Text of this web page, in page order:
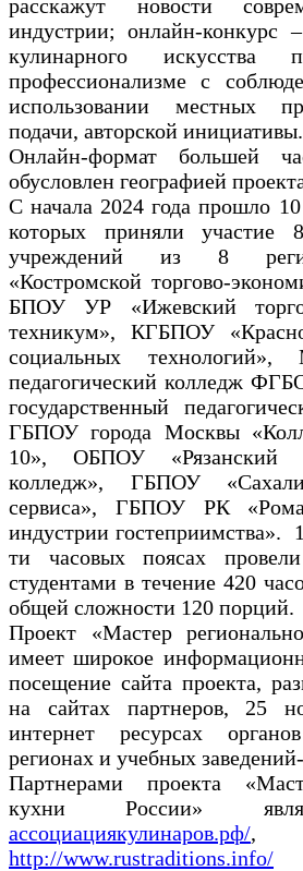
расскажут новости
индустрии; онлайн-конкурс
кулинарного искусства
профессионализме с
использовании местных
подачи, авторской инициативы.
Онлайн-формат большей
обусловлен географией
С начала 2024 года прошло
которых приняли участие 8
учреждений из 8
«Костромской торгово-
БПОУ УР «Ижевский
техникум», КГБПОУ
социальных технологий»,
педагогический колледж
государственный
ГБПОУ города Москвы
10», ОБПОУ «Рязанский
колледж», ГБПОУ
сервиса», ГБПОУ РК
индустрии гостеприимства».
ти часовых поясах
студентами в течение 420
общей сложности 120 порций.
Проект «Мастер
имеет широкое
посещение сайта проекта,
на сайтах партнеров, 25
интернет ресурсах
регионах и учебных
Партнерами проекта
кухни России»
ассоциациякулинаров.рф/,
http://www.rustraditions.info/